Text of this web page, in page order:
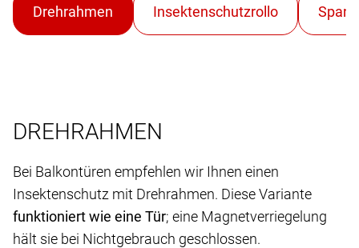
DREHRAHMEN
Bei Balkontüren empfehlen wir Ihnen einen
Insektenschutz mit Drehrahmen. Diese Variante
funktioniert wie eine Tür; eine Magnetverriegelung
hält sie bei Nichtgebrauch geschlossen.